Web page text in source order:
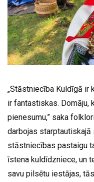
„Stāstniecība Kuldīgā ir
ir fantastiskas. Domāju,
pienesumu,” saka
darbojas
stāstniecības pastaigu
īstena kuldīdzniece, un
savu pilsētu iestājas,